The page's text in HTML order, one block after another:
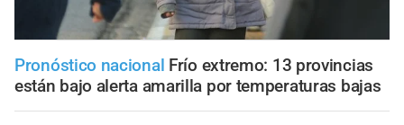
Pronóstico nacional Frío extremo: 13 provincias
están bajo alerta amarilla por temperaturas bajas